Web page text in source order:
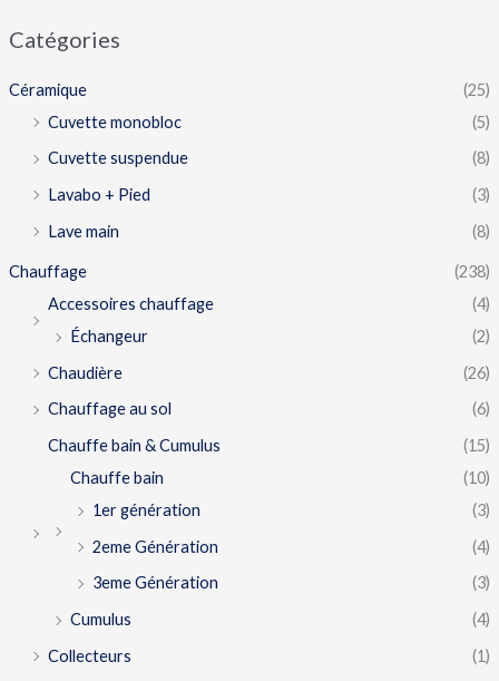
Catégories
Céramique
(25)
Cuvette monobloc
(5)
Cuvette suspendue
(8)
Lavabo + Pied
(3)
Lave main
(8)
Chauffage
(238)
Accessoires chauffage
(4)
Échangeur
(2)
Chaudière
(26)
Chauffage au sol
(6)
Chauffe bain & Cumulus
(15)
Chauffe bain
(10)
1er génération
(3)
2eme Génération
(4)
3eme Génération
(3)
Cumulus
(4)
Collecteurs
(1)